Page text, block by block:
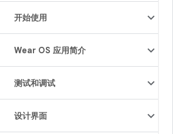
开始使用
Wear OS 应用简介
测试和调试
设计界面